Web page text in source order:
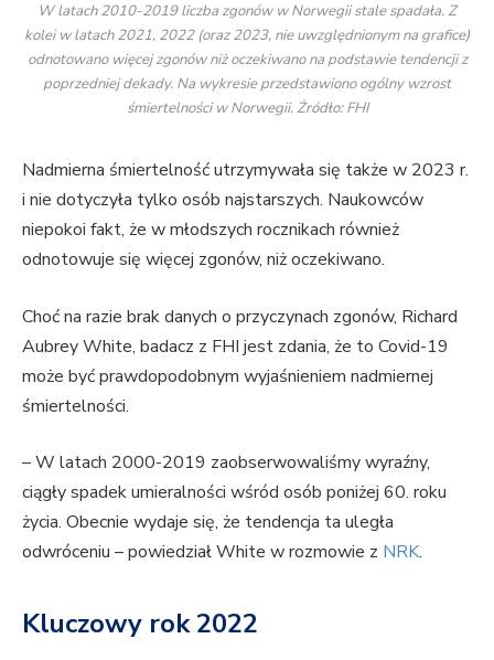
W latach 2010-2019 liczba zgonów w Norwegii stale spadała. Z
kolei w latach 2021, 2022 (oraz 2023, nie uwzględnionym na grafice)
odnotowano więcej zgonów niż oczekiwano na podstawie tendencji z
poprzedniej dekady. Na wykresie przedstawiono ogólny wzrost
śmiertelności w Norwegii. Żródło: FHI
Nadmierna śmiertelność utrzymywała się także w 2023 r.
i nie dotyczyła tylko osób najstarszych. Naukowców
niepokoi fakt, że w młodszych rocznikach również
odnotowuje się więcej zgonów, niż oczekiwano.
Choć na razie brak danych o przyczynach zgonów, Richard
Aubrey White, badacz z FHI jest zdania, że to Covid-19
może być prawdopodobnym wyjaśnieniem nadmiernej
śmiertelności.
– W latach 2000-2019 zaobserwowaliśmy wyraźny,
ciągły spadek umieralności wśród osób poniżej 60. roku
życia. Obecnie wydaje się, że tendencja ta uległa
odwróceniu – powiedział White w rozmowie z NRK.
Kluczowy rok 2022